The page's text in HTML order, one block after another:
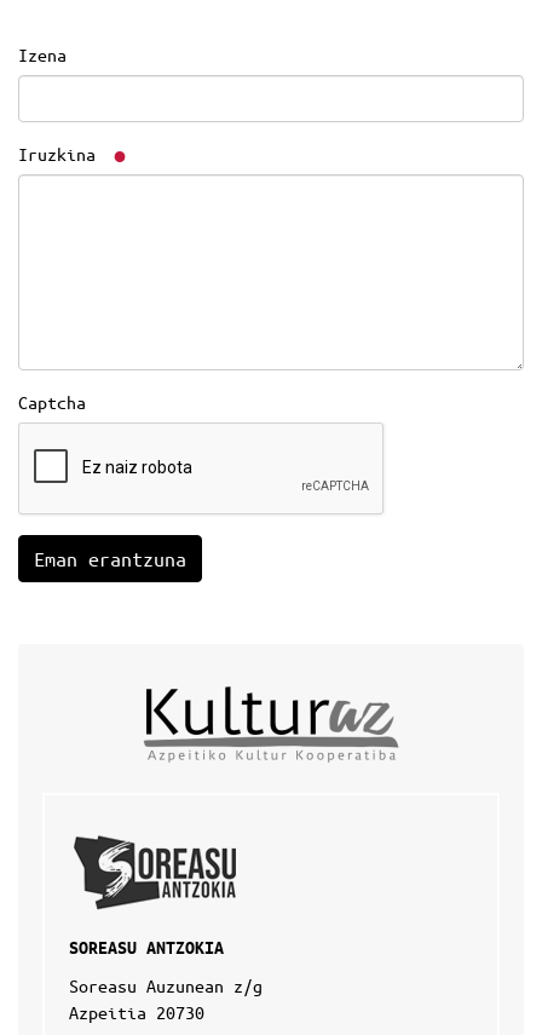
Izena
Iruzkina
Captcha
SOREASU ANTZOKIA
Soreasu Auzunean z/g
Azpeitia 20730